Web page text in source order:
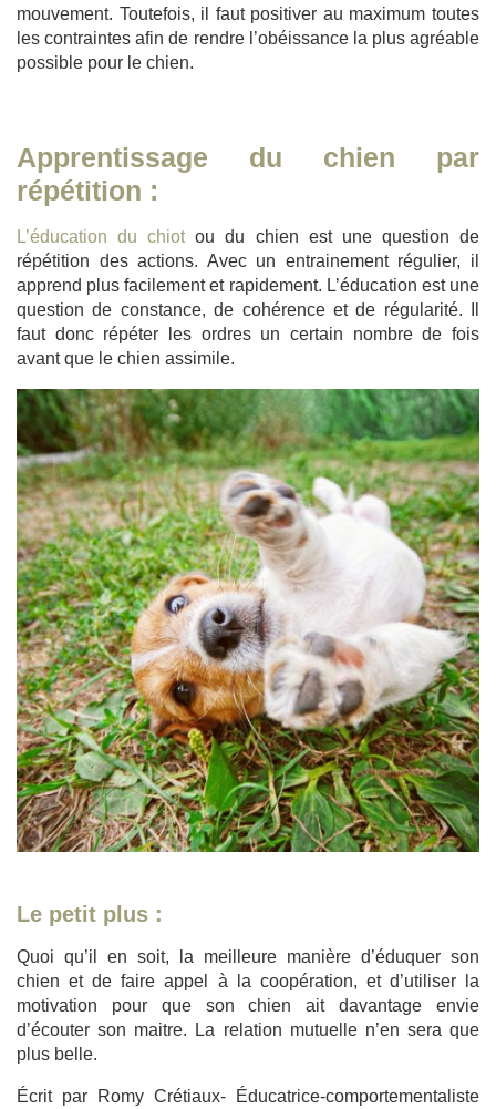
mouvement. Toutefois, il faut positiver au maximum toutes
les contraintes afin de rendre l’obéissance la plus agréable
possible pour le chien.
Apprentissage du chien par
répétition :
L’éducation du chiotou du chien est une question de
répétition des actions. Avec un entrainement régulier, il
apprend plus facilement et rapidement. L’éducation est une
question de constance, de cohérence et de régularité. Il
faut donc répéter les ordres un certain nombre de fois
avant que le chien assimile.
Le petit plus :
Quoi qu’il en soit, la meilleure manière d’éduquer son
chien et de faire appel à la coopération, et d’utiliser la
motivation pour que son chien ait davantage envie
d’écouter son maitre. La relation mutuelle n’en sera que
plus belle.
Écrit par Romy Crétiaux- Éducatrice-comportementaliste